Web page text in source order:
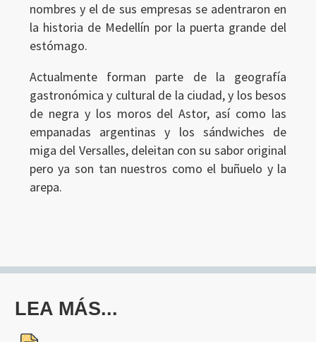
nombres y el de sus empresas se adentraron en
la historia de Medellín por la puerta grande del
estómago.
Actualmente forman parte de la geografía
gastronómica y cultural de la ciudad, y los besos
de negra y los moros del Astor, así como las
empanadas argentinas y los sándwiches de
miga del Versalles, deleitan con su sabor original
pero ya son tan nuestros como el buñuelo y la
arepa.
LEA MÁS...